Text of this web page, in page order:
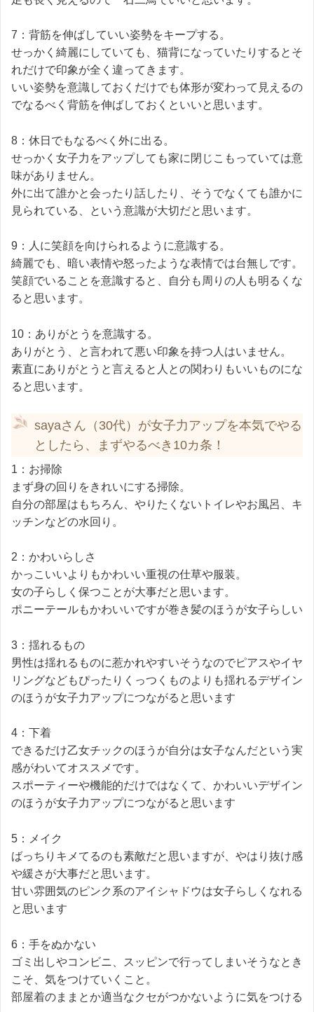
7：背筋を伸ばしていい姿勢をキープする。
せっかく綺麗にしていても、猫背になっていたりするとそ
れだけで印象が全く違ってきます。
いい姿勢を意識しておくだけでも体形が変わって見えるの
でなるべく背筋を伸ばしておくといいと思います。
8：休日でもなるべく外に出る。
せっかく女子力をアップしても家に閉じこもっていては意
味がありません。
外に出て誰かと会ったり話したり、そうでなくても誰かに
見られている、という意識が大切だと思います。
9：人に笑顔を向けられるように意識する。
綺麗でも、暗い表情や怒ったような表情では台無しです。
笑顔でいることを意識すると、自分も周りの人も明るくな
ると思います。
10：ありがとうを意識する。
ありがとう、と言われて悪い印象を持つ人はいません。
素直にありがとうと言えると人との関わりもいいものにな
ると思います。
sayaさん（30代）が女子力アップを本気でやる
としたら、まずやるべき10カ条！
1：お掃除
まず身の回りをきれいにする掃除。
自分の部屋はもちろん、やりたくないトイレやお風呂、キ
ッチンなどの水回り。
2：かわいらしさ
かっこいいよりもかわいい重視の仕草や服装。
女の子らしく保つことが大事だと思います。
ポニーテールもかわいいですが巻き髪のほうが女子らしい
3：揺れるもの
男性は揺れるものに惹かれやすいそうなのでピアスやイヤ
リングなどもぴったりくっつくものよりも揺れるデザイン
のほうが女子力アップにつながると思います
4：下着
できるだけ乙女チックのほうが自分は女子なんだという実
感がわいてオススメです。
スポーティーや機能的だけではなくて、かわいいデザイン
のほうが女子力アップにつながると思います
5：メイク
ばっちりキメてるのも素敵だと思いますが、やはり抜け感
や緩さが大事だと思います。
甘い雰囲気のピンク系のアイシャドウは女子らしくなれる
と思います
6：手をぬかない
ゴミ出しやコンビニ、スッピンで行ってしまいそうなとき
こそ、気をつけていくこと。
部屋着のままとか適当なクセがつかないように気をつける